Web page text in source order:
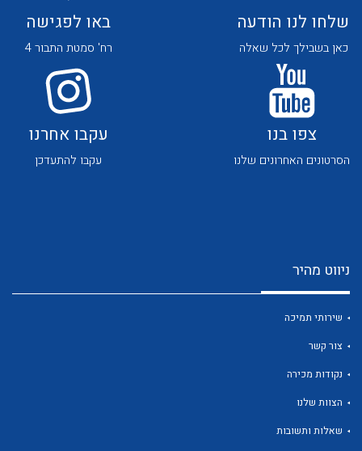
לכל מוצרי היצרן לכל מוצרי היצרן
לכל מוצרי היצרן
שלחו לנו הודעה
כאן בשבילך לכל שאלה
באו לפגישה
רח' סמטת התבור 4
צפו בנו
הסרטונים האחרונים שלנו
עקבו אחרנו
עקבו להתעדכן
ניווט מהיר
שירותי תמיכה
צור קשר
נקודות מכירה
הצוות שלנו
שאלות ותשובות